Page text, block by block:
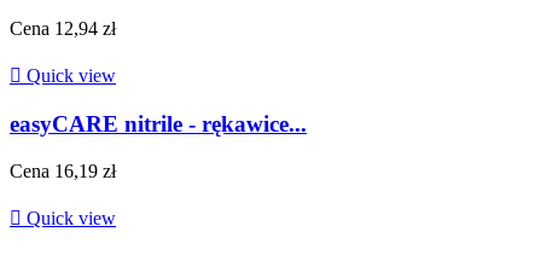
Cena 12,94 zł
 Quick view
easyCARE nitrile - rękawice...
Cena 16,19 zł
 Quick view